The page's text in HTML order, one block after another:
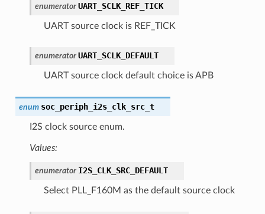
enumerator UART_SCLK_REF_TICK
UART source clock is REF_TICK
enumerator UART_SCLK_DEFAULT
UART source clock default choice is APB
enum soc_periph_i2s_clk_src_t
I2S clock source enum.
Values:
enumerator I2S_CLK_SRC_DEFAULT
Select PLL_F160M as the default source clock